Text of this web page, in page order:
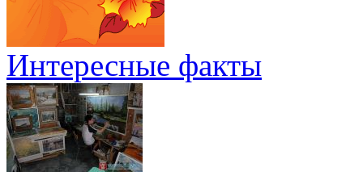
Интересные факты